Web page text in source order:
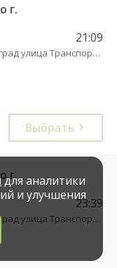
г.
21:09
Калининград улица Транспортая
Выбрать
г.
23:39
Калининград улица Транспортая
для аналитики
и улучшения